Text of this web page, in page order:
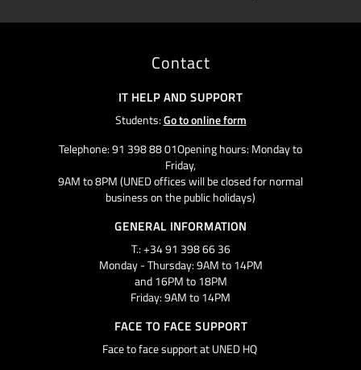
Contact
IT HELP AND SUPPORT
Students:Go to online form
Telephone: 91 398 88 01Opening hours: Monday to
Friday,
9AM to 8PM (UNED offices will be closed for normal
business on the public holidays)
GENERAL INFORMATION
T.: +34 91 398 66 36
Monday - Thursday: 9AM to 14PM
and 16PM to 18PM
Friday: 9AM to 14PM
FACE TO FACE SUPPORT
Face to face support at UNED HQ